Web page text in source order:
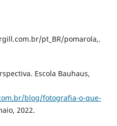
pt_BR/pomarola,.
Escola Bauhaus,
blog/fotografia-o-que-
2022.